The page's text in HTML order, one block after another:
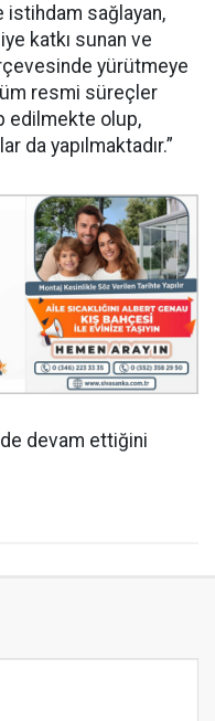
sağlayan,
katkı sunan ve
yürütmeye
resmi süreçler
edilmekte olup,
da yapılmaktadır.”
devam ettiğini